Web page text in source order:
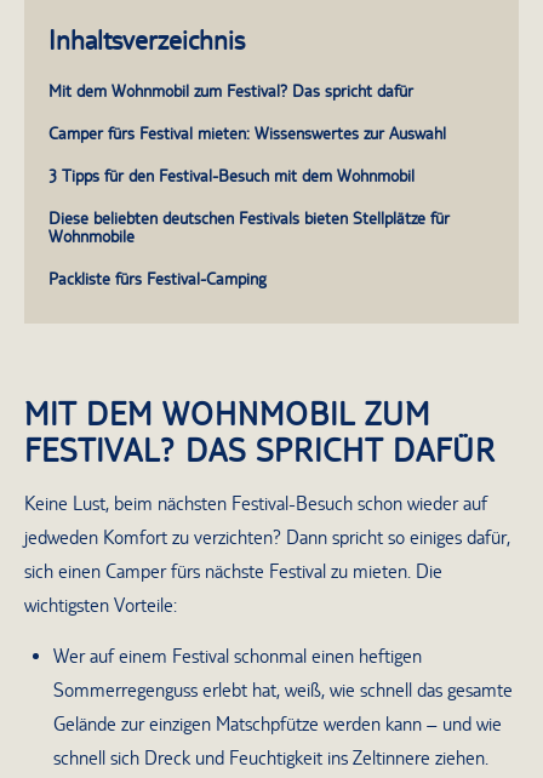
Inhaltsverzeichnis
Mit dem Wohnmobil zum Festival? Das spricht dafür
Camper fürs Festival mieten: Wissenswertes zur Auswahl
3 Tipps für den Festival-Besuch mit dem Wohnmobil
Diese beliebten deutschen Festivals bieten Stellplätze für
Wohnmobile
Packliste fürs Festival-Camping
MIT DEM WOHNMOBIL ZUM
FESTIVAL? DAS SPRICHT DAFÜR
Keine Lust, beim nächsten Festival-Besuch schon wieder auf
jedweden Komfort zu verzichten? Dann spricht so einiges dafür,
sich einen Camper fürs nächste Festival zu mieten. Die
wichtigsten Vorteile:
Wer auf einem Festival schonmal einen heftigen
Sommerregenguss erlebt hat, weiß, wie schnell das gesamte
Gelände zur einzigen Matschpfütze werden kann – und wie
schnell sich Dreck und Feuchtigkeit ins Zeltinnere ziehen.